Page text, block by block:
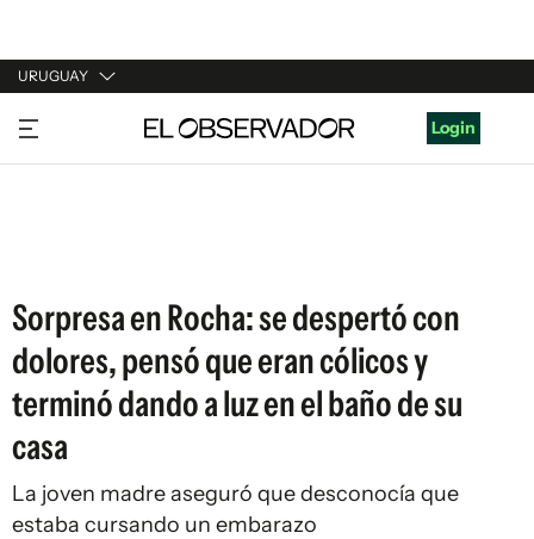
URUGUAY
URUGUAY
ARGENTINA
Login
Sorpresa en Rocha: se despertó con
dolores, pensó que eran cólicos y
terminó dando a luz en el baño de su
casa
La joven madre aseguró que desconocía que
estaba cursando un embarazo